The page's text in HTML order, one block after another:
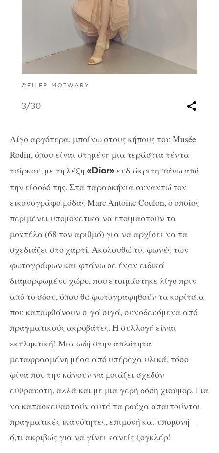
©FILEP MOTWARY
3/30
Λίγο αργότερα, μπαίνω στους κήπους του Musée
Rodin, όπου είναι στημένη μια τεράστια τέντα
τσίρκου, με τη λέξη «Dior»ευδιάκριτη πάνω από
την είσοδό της. Στα παρασκήνια συναντώ τον
εικονογράφο μόδας Marc Antoine Coulon, ο οποίος
περιμένει υπομονετικά να ετοιμαστούν τα
μοντέλα (68 τον αριθμό) για να αρχίσει να τα
σχεδιάζει στο χαρτί. Ακολουθώ τις φωνές των
φωτογράφων και φτάνω σε έναν ειδικά
διαμορφωμένο χώρο, που ετοιμάστηκε λίγο πριν
από το σόου, όπου θα φωτογραφηθούν τα κορίτσια
που καταφθάνουν σιγά σιγά, συνοδευόμενα από
πραγματικούς ακροβάτες. Η συλλογή είναι
εκπληκτική! Μια ωδή στην απλότητα
μεταφρασμένη μέσα από υπέροχα υλικά, τόσο
φίνα που την κάνουν να μοιάζει σχεδόν
εύθραυστη, αλλά και με μια γερή δόση χιούμορ. Για
να κατασκευαστούν αυτά τα ρούχα απαιτούνται
πραγματικές ικανότητες, επιμονή και υπομονή –
ό,τι ακριβώς για να γίνει κανείς ζογκλέρ!